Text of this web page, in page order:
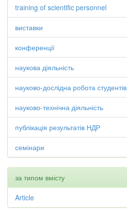
training of scientific personnel
виставки
конференції
наукова діяльність
науково-дослідна робота студентів
науково-технічна діяльність
публікація результатів НДР
семінари
за типом вмісту
Article